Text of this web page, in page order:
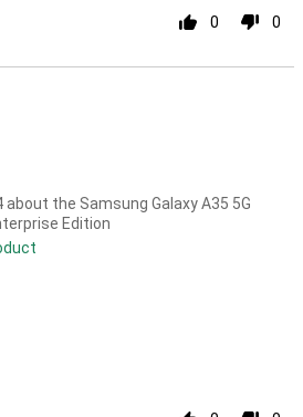
0 0
the Samsung Galaxy A35 5G
Edition